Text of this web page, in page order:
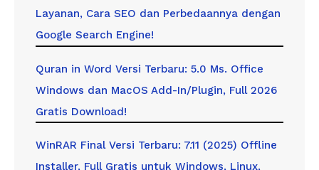
Layanan, Cara SEO dan Perbedaannya dengan
Google Search Engine!
Quran in Word Versi Terbaru: 5.0 Ms. Office
Windows dan MacOS Add-In/Plugin, Full 2026
Gratis Download!
WinRAR Final Versi Terbaru: 7.11 (2025) Offline
Installer, Full Gratis untuk Windows, Linux,